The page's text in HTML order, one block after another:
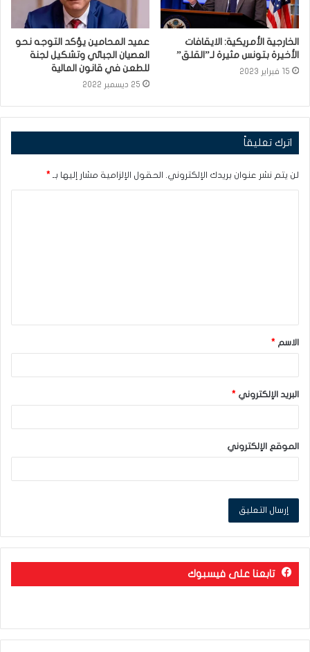
الخارجية الأمريكية: الايقافات
الأخيرة بتونس مثيرة لـ”القلق”
15 فبراير 2023
عميد المحامين يؤكد التوجه نحو
العصيان الجبائي وتشكيل لجنة
للطعن في قانون المالية
25 ديسمبر 2022
اترك تعليقاً
لن يتم نشر عنوان بريدك الإلكتروني. الحقول الإلزامية مشار إليها بـ *
ق
*
الاسم *
البريد الإلكتروني *
الموقع الإلكتروني
تابعنا على فيسبوك